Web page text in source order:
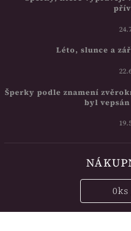
Léto, slunce a
Šperky podle znamení
byl
0ks